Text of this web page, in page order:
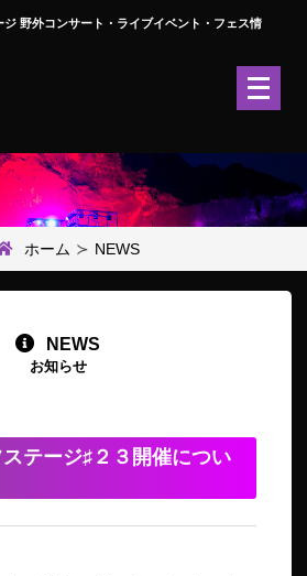
野外コンサート・ライブイベント・フェス情
メ
ニ
を
開
く
ホーム
NEWS
NEWS
お知らせ
テージ♯２３開催につい